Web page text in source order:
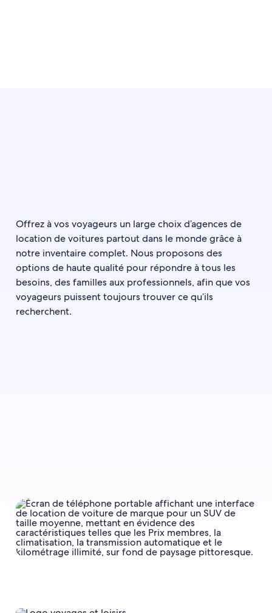
Offrez à vos voyageurs un large choix d’agences de
location de voitures partout dans le monde grâce à
notre inventaire complet. Nous proposons des
options de haute qualité pour répondre à tous les
besoins, des familles aux professionnels, afin que vos
voyageurs puissent toujours trouver ce qu’ils
recherchent.